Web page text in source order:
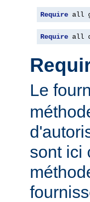
Require all
Require all
Le
sont ici